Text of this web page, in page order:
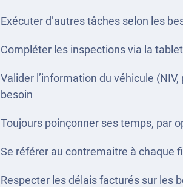
Exécuter d’autres tâches selon les
Compléter les inspections via la
Valider l’information du véhicule
besoin
Toujours poinçonner ses temps, par
Se référer au contremaitre à chaque
Respecter les délais facturés sur les